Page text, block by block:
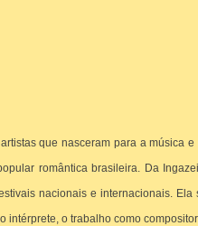
que nasceram para a música
romântica brasileira. Da
nacionais e internacionais.
intérprete, o trabalho como